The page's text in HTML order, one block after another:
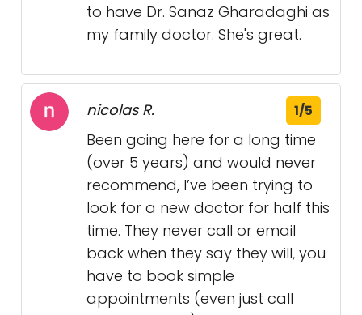
to have Dr. Sanaz Gharadaghi as
my family doctor. She's great.
nicolas R. 1/5
Been going here for a long time
(over 5 years) and would never
recommend, I’ve been trying to
look for a new doctor for half this
time. They never call or email
back when they say they will, you
have to book simple
appointments (even just call